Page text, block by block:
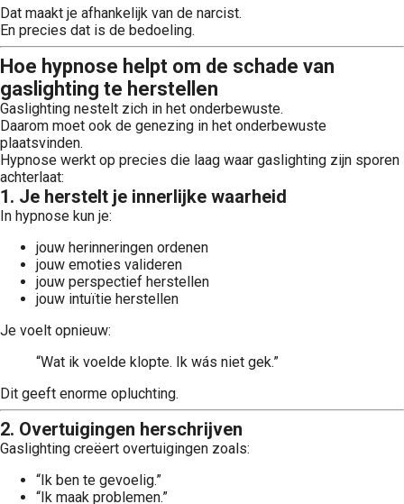
Dat maakt je afhankelijk van de narcist.
En precies dat is de bedoeling.
Hoe hypnose helpt om de schade van
gaslighting te herstellen
Gaslighting nestelt zich in het onderbewuste.
Daarom moet ook de genezing in het onderbewuste
plaatsvinden.
Hypnose werkt op precies die laag waar gaslighting zijn sporen
achterlaat:
1. Je herstelt je innerlijke waarheid
In hypnose kun je:
jouw herinneringen ordenen
jouw emoties valideren
jouw perspectief herstellen
jouw intuïtie herstellen
Je voelt opnieuw:
“Wat ik voelde klopte. Ik wás niet gek.”
Dit geeft enorme opluchting.
2. Overtuigingen herschrijven
Gaslighting creëert overtuigingen zoals:
“Ik ben te gevoelig.”
“Ik maak problemen.”